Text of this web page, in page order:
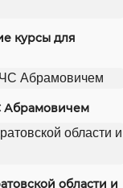
курсы для
Абрамовичем
области и